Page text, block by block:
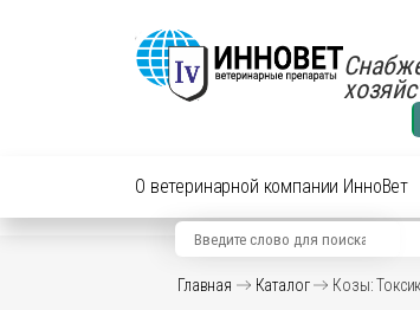
О ветеринарной компании ИнноВет
Вид животного
Главная Каталог Козы: